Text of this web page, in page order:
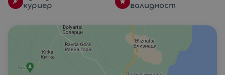
куриер
валидност